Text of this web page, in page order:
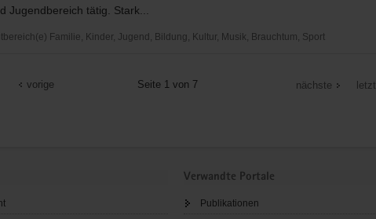
Jugendbereich tätig. Stark...
Familie, Kinder, Jugend, Bildung, Kultur, Musik, Brauchtum, Sport
vorige Seite 1 von 7 nächste
Verwandte Portale
Publikationen